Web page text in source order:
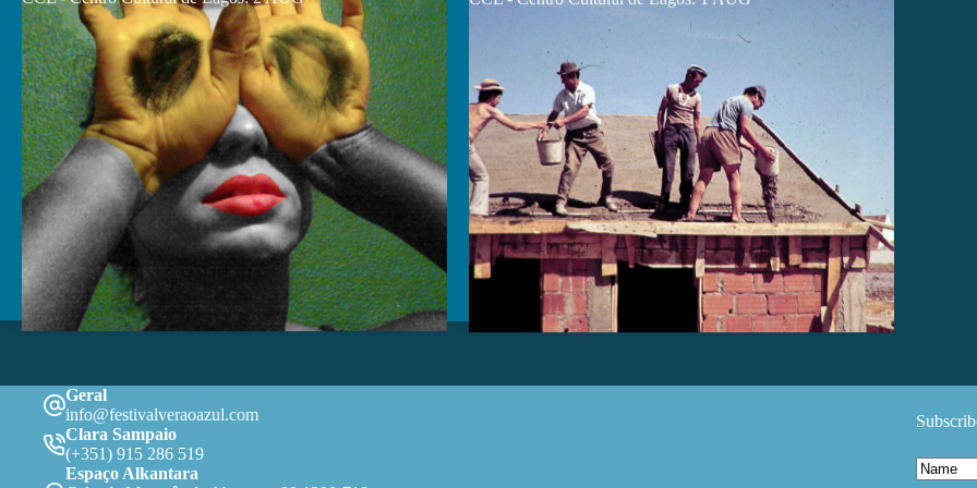
Geral
info@festivalveraoazul.com
Clara Sampaio
(+351) 915 286 519
Espaço Alkantara